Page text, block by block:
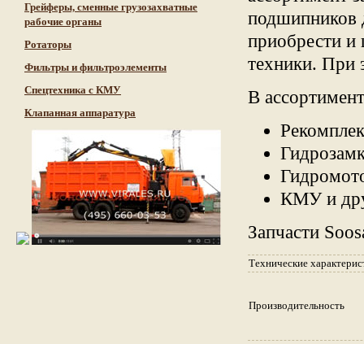
Грейферы, сменные грузозахватные
рабочие органы
Ротаторы
Фильтры и фильтроэлементы
Cпецтехника с КМУ
Клапанная аппаратура
подшипников
приобрести и
техники. При
В
КМУ и
Запчасти
Технические
Производительность